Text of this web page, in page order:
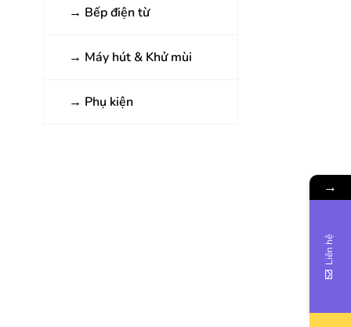
→ Bếp điện từ
→ Máy hút & Khử mùi
→ Phụ kiện
→
Liên hệ